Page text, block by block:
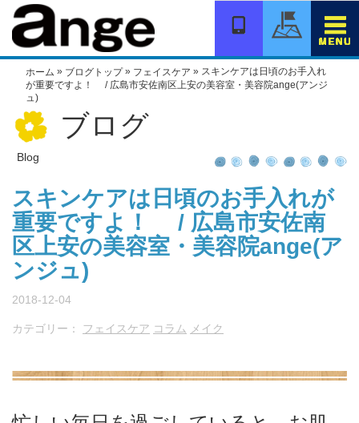
ン
ホーム » ブログトップ» フェイスケア » スキンケアは日頃のお手入れ
が重要ですよ！ / 広島市安佐南区上安の美容室・美容院ange(アンジ
ュ)
ブログ
Blog
スキンケアは日頃のお手入れが
重要ですよ！ / 広島市安佐南
区上安の美容室・美容院ange(ア
ンジュ)
2018-12-04
カテゴリー： フェイスケア コラム メイク